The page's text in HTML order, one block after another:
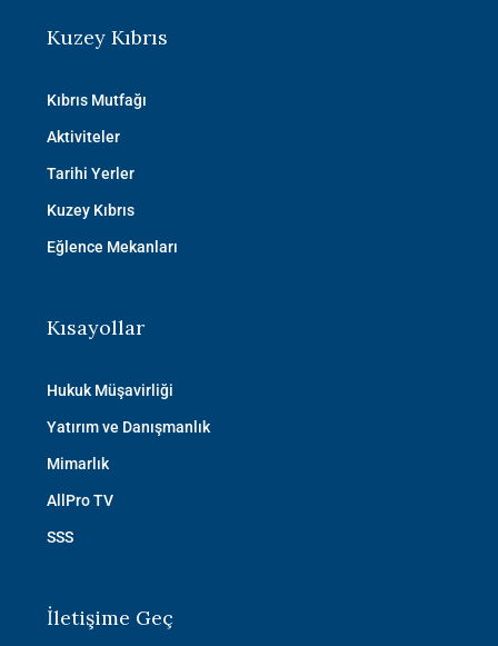
Kuzey Kıbrıs
Kıbrıs Mutfağı
Aktiviteler
Tarihi Yerler
Kuzey Kıbrıs
Eğlence Mekanları
Kısayollar
Hukuk Müşavirliği
Yatırım ve Danışmanlık
Mimarlık
AllPro TV
SSS
İletişime Geç